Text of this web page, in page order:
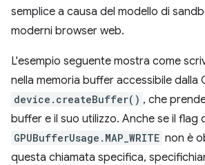
semplice a causa del modello di
moderni browser web.
L'esempio seguente mostra come
nella memoria buffer accessibile dalla
device.createBuffer() , che
buffer e il suo utilizzo. Anche se il flag
GPUBufferUsage.MAP_WRITE non è
questa chiamata specifica,